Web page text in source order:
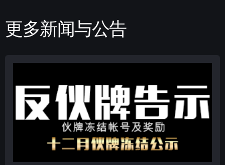
更多新闻与公告